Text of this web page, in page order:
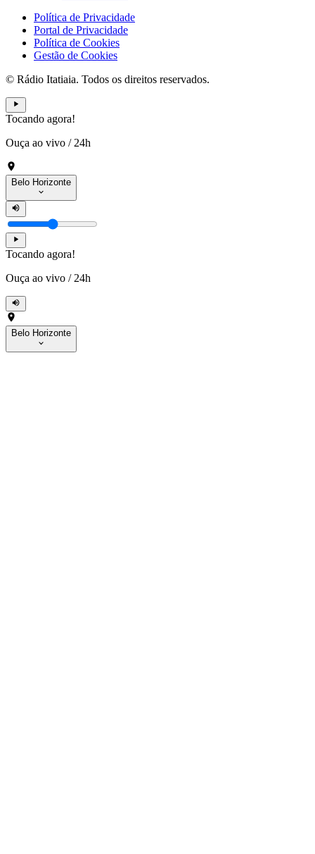
Política de Privacidade
Portal de Privacidade
Política de Cookies
Gestão de Cookies
© Rádio Itatiaia. Todos os direitos reservados.
Tocando agora!
Ouça ao vivo / 24h
Belo Horizonte
Tocando agora!
Ouça ao vivo / 24h
Belo Horizonte